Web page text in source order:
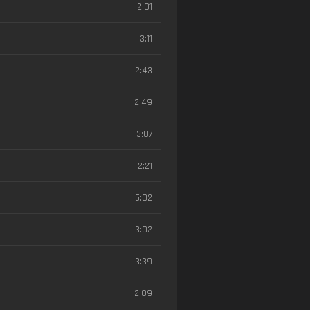
2:01
3:11
2:43
2:49
3:07
2:21
5:02
3:02
3:39
2:09